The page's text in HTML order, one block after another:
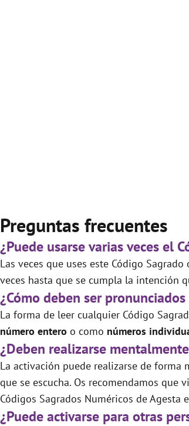
Preguntas frecuentes
¿Puede usarse varias veces el
Las veces que uses este Código
veces hasta que se cumpla la intención
¿Cómo deben ser
La forma de leer cualquier Código
número entero o como números
¿Deben realizarse
La activación puede realizarse de forma
que se escucha. Os recomendamos que
Códigos Sagrados Numéricos de Agesta
¿Puede activarse para otras